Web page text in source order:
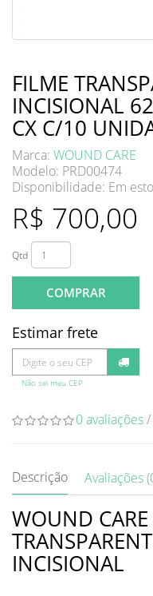
FILME
INCISIONAL
CX C/10
Marca: WOUND CARE
Modelo: PRD00474
Disponibilidade: Em
R$ 700,00
Qtd
COMPRAR
Estimar frete
Não sei meu CEP
0 avaliações/
Descrição Avaliações
WOUND
INCISIONAL